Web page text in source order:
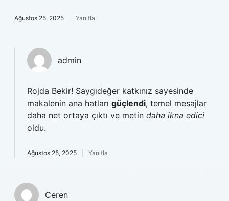
Ağustos 25, 2025 Yanıtla
admin
Rojda Bekir! Saygıdeğer katkınız sayesinde
makalenin ana hatları güçlendi, temel mesajlar
daha net ortaya çıktı ve metin daha ikna edici
oldu.
Ağustos 25, 2025 Yanıtla
Ceren